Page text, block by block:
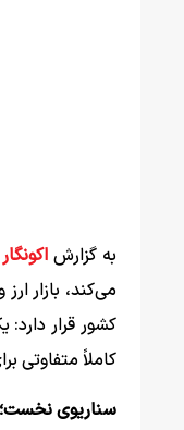
به گزارش اکونگار
می‌کند، بازار
کشور قرار
کاملاً متفاوتی
سناریوی